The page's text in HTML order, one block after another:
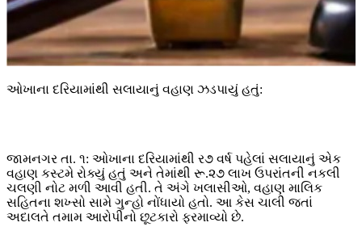
ઓખાના દરિયામાંથી સલાયાનું વહાણ ઝડપાયું હતું:
જામનગર તા. ૧: ઓખાના દરિયામાંથી ર૭ વર્ષ પહેલાં સલાયાનું એક
વહાણ કસ્ટમે રોક્યું હતું અને તેમાંથી રૂ.૨૭ લાખ ઉપરાંતની નકલી
ચલણી નોટ મળી આવી હતી. તે અંગે ખલાસીઓ, વહાણ માલિક
સહિતના શખ્સો સામે ગુન્હો નોંધાયો હતો. આ કેસ ચાલી જતાં
અદાલતે તમામ આરોપીનો છૂટકારો ફરમાવ્યો છે.